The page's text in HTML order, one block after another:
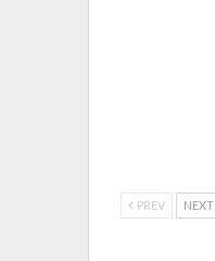
PREV NEXT